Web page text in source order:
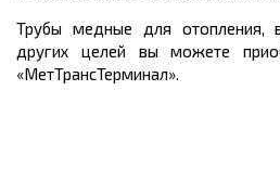
Трубы медные для отопления,
других целей вы можете
«МетТрансТерминал».